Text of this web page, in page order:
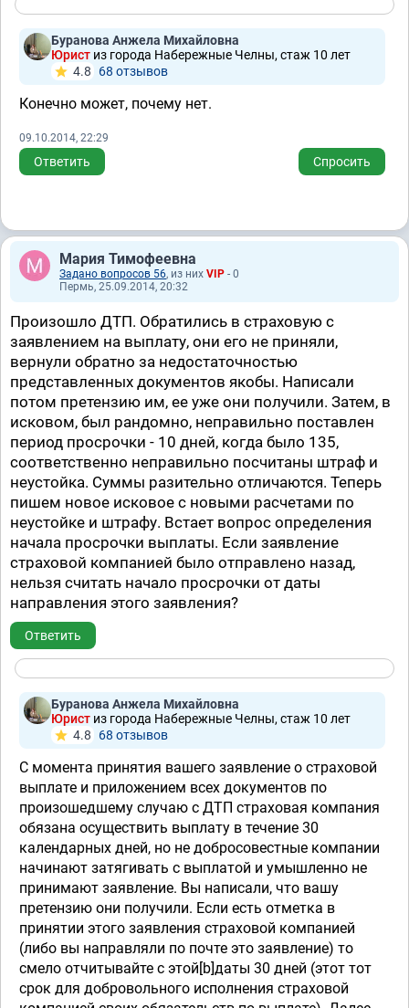
Буранова Анжела Михайловна
Юрист из города Набережные Челны, стаж 10 лет
4.8
68 отзывов
Конечно может, почему нет.
09.10.2014, 22:29
Ответить Спросить
Мария Тимофеевна
Задано вопросов 56, из них VIP - 0
Пермь, 25.09.2014, 20:32
Произошло ДТП. Обратились в страховую с
заявлением на выплату, они его не приняли,
вернули обратно за недостаточностью
представленных документов якобы. Написали
потом претензию им, ее уже они получили. Затем, в
исковом, был рандомно, неправильно поставлен
период просрочки - 10 дней, когда было 135,
соответственно неправильно посчитаны штраф и
неустойка. Суммы разительно отличаются. Теперь
пишем новое исковое с новыми расчетами по
неустойке и штрафу. Встает вопрос определения
начала просрочки выплаты. Если заявление
страховой компанией было отправлено назад,
нельзя считать начало просрочки от даты
направления этого заявления?
Ответить
Буранова Анжела Михайловна
Юрист из города Набережные Челны, стаж 10 лет
4.8
68 отзывов
С момента принятия вашего заявление о страховой
выплате и приложением всех документов по
произошедшему случаю с ДТП страховая компания
обязана осуществить выплату в течение 30
календарных дней, но не добросовестные компании
начинают затягивать с выплатой и умышленно не
принимают заявление. Вы написали, что вашу
претензию они получили. Если есть отметка в
принятии этого заявления страховой компанией
(либо вы направляли по почте это заявление) то
смело отчитывайте с этой[b]даты 30 дней (этот тот
срок для добровольного исполнения страховой